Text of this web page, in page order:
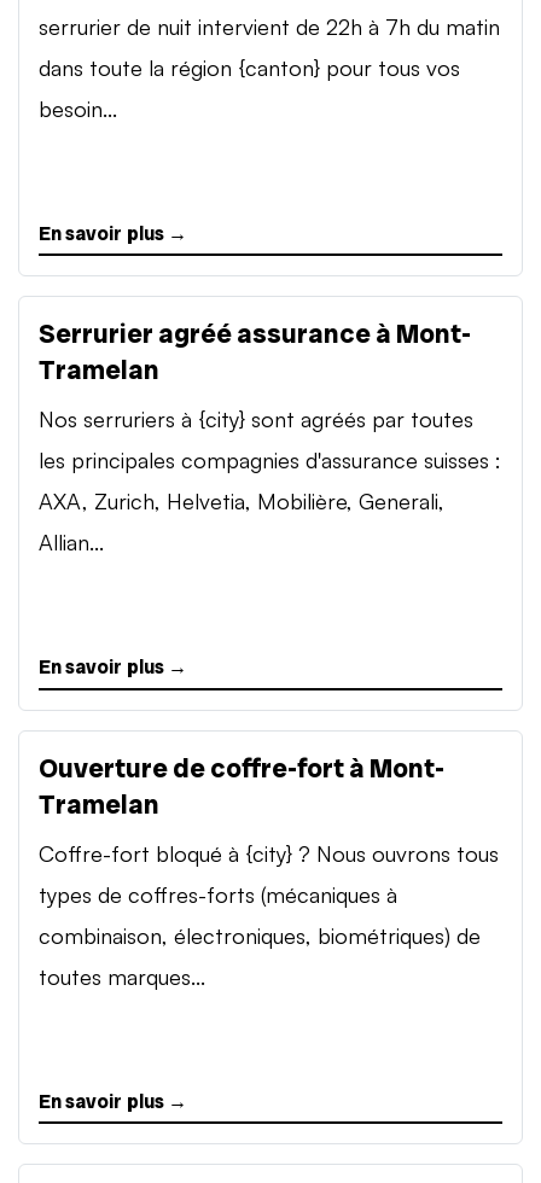
serrurier de nuit intervient de 22h à 7h du matin
dans toute la région {canton} pour tous vos
besoin...
En savoir plus →
Serrurier agréé assurance à Mont-
Tramelan
Nos serruriers à {city} sont agréés par toutes
les principales compagnies d'assurance suisses :
AXA, Zurich, Helvetia, Mobilière, Generali,
Allian...
En savoir plus →
Ouverture de coffre-fort à Mont-
Tramelan
Coffre-fort bloqué à {city} ? Nous ouvrons tous
types de coffres-forts (mécaniques à
combinaison, électroniques, biométriques) de
toutes marques...
En savoir plus →